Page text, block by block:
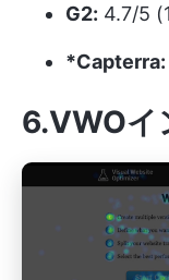
G2: 4.7/5
*Capterra:
6.VWOイ